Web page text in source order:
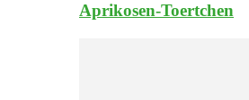
Aprikosen-Toertchen